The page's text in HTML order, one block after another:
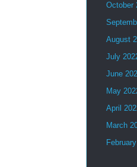
October
August
July
June
May
April
March